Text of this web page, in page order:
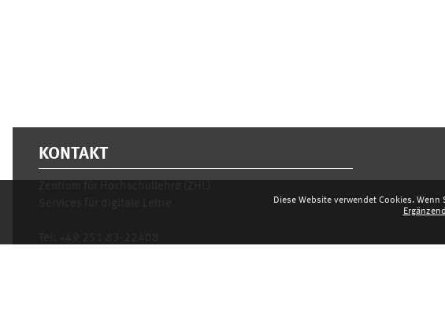
Diese Website verwendet Cookies.
KONTAKT